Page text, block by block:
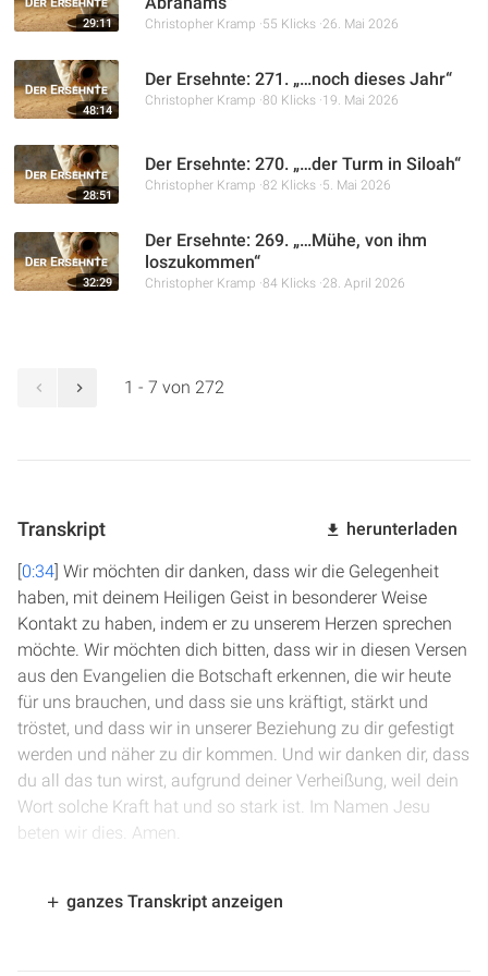
29:11 Christopher Kramp 55 Klicks 26. Mai 2026
48:14
Der Ersehnte: 271. „…noch dieses Jahr“
Christopher Kramp 80 Klicks 19. Mai 2026
28:51
Der Ersehnte: 270. „…der Turm in Siloah“
Christopher Kramp 82 Klicks 5. Mai 2026
32:29
Der Ersehnte: 269. „…Mühe, von ihm
loszukommen“
Christopher Kramp 84 Klicks 28. April 2026
1 - 7 von 272
Transkript herunterladen
[0:34] Wir möchten dir danken, dass wir die Gelegenheit
haben, mit deinem Heiligen Geist in besonderer Weise
Kontakt zu haben, indem er zu unserem Herzen sprechen
möchte. Wir möchten dich bitten, dass wir in diesen Versen
aus den Evangelien die Botschaft erkennen, die wir heute
für uns brauchen, und dass sie uns kräftigt, stärkt und
tröstet, und dass wir in unserer Beziehung zu dir gefestigt
werden und näher zu dir kommen. Und wir danken dir, dass
du all das tun wirst, aufgrund deiner Verheißung, weil dein
Wort solche Kraft hat und so stark ist. Im Namen Jesu
beten wir dies. Amen.
Ich weiß nicht, wer sich von euch noch erinnern kann, was
ganzes Transkript anzeigen